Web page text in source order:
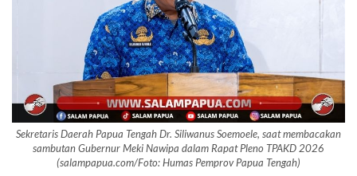
Sekretaris Daerah Papua Tengah Dr. Siliwanus Soemoele, saat membacakan
sambutan Gubernur Meki Nawipa dalam Rapat Pleno TPAKD 2026
(salampapua.com/Foto: Humas Pemprov Papua Tengah)